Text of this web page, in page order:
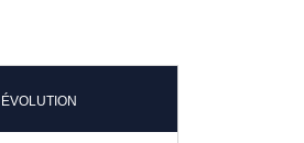
ÉVOLUTION